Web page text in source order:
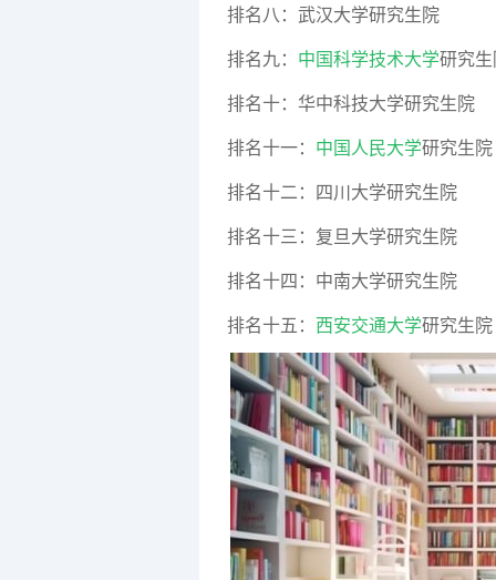
排名八：武汉大学研究生院
排名九： 中国科学技术大学研究
排名十：华中科技大学研究生院
排名十一： 中国人民大学研究生院
排名十二：四川大学研究生院
排名十三：复旦大学研究生院
排名十四：中南大学研究生院
排名十五： 西安交通大学研究生院